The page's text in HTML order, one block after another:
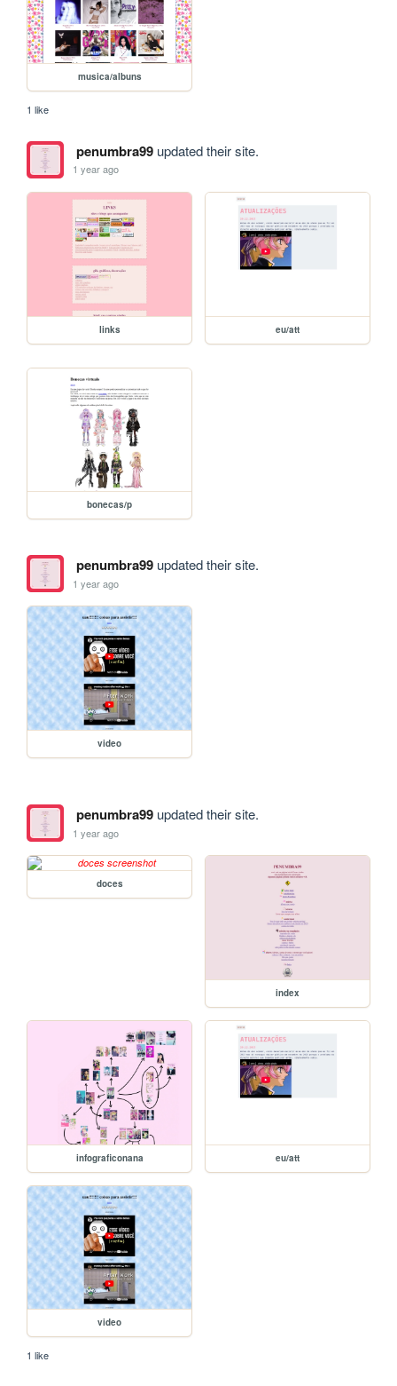
musica/albuns
1 like
penumbra99updated their site.
1 year ago
links eu/att
bonecas/p
penumbra99updated their site.
1 year ago
video
penumbra99updated their site.
1 year ago
doces
index
infograficonana eu/att
video
1 like